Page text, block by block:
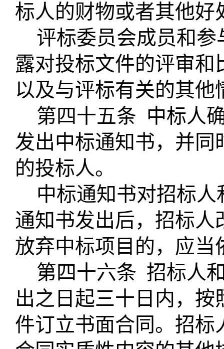
标人的财物或者其他好
评标委员会成员和
露对投标文件的评审
以及与评标有关的其他
第四十五条 中标人
发出中标通知书，并
的投标人。
中标通知书对招标
通知书发出后，招标
放弃中标项目的，应当
第四十六条 招标人
出之日起三十日内，
件订立书面合同。招